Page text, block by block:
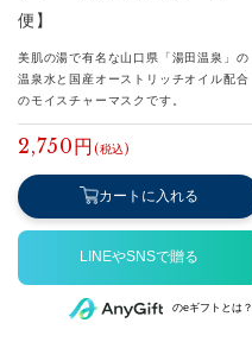
便】
美肌の湯で有名な山口県「湯田温泉」の
温泉水と国産オーストリッチオイル配合
のモイスチャーマスクです。
2,750円
カートに入れる
のeギフトとは？